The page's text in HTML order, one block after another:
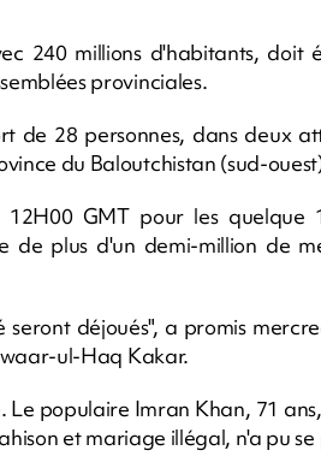
240 millions d'habitants, doit
provinciales.
de 28 personnes, dans deux
du Baloutchistan (sud-
GMT pour les quelque
de plus d'un demi-million de
déjoués", a promis
ul-Haq Kakar.
Le populaire Imran Khan, 71
et mariage illégal, n'a pu se